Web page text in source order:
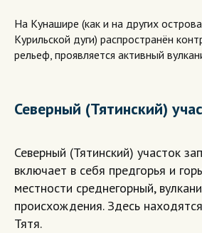
На Кунашире (как и на других
Курильской дуги) распространён
рельеф, проявляется активный
Северный (Тятинский)
Северный (Тятинский) участок
включает в себя предгорья и
местности среднегорный,
происхождения. Здесь
Тятя.